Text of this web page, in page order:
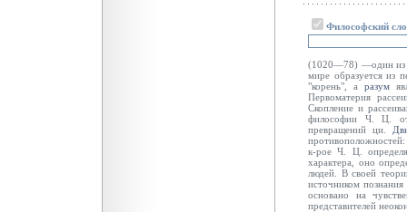
Философский
(1020—78) —один из
мире образуется из
"корень", а разум
Первоматерия
Скопление и
философии Ч. Ц.
превращений ци.
к-рое Ч. Ц.
характера, оно
людей. В своей
источником
основано на
представителей